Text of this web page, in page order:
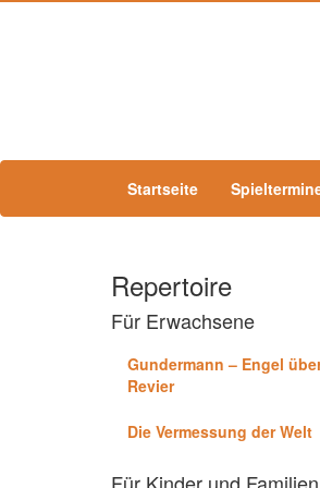
Startseite
Repertoire
Für Erwachsene
Gundermann – Engel
Revier
Die Vermessung der Welt